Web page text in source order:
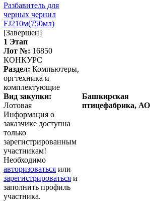
Разбавитель для
черных чернил
FJ210м(750мл)
[Завершен]
1 Этап
Лот №: 16850
КОНКУРС
Раздел: Компьютеры,
оргтехника и
комплектующие
Вид закупки:
Лотовая
Информация о
заказчике доступна
только
зарегистрированным
участникам!
Необходимо
авторизоваться или
зарегистрироваться и
заполнить профиль
участника.
Башкирская
птицефабрика, АО